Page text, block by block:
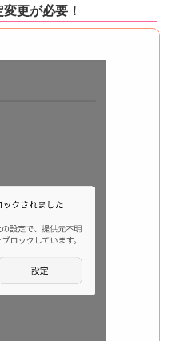
更が必要！